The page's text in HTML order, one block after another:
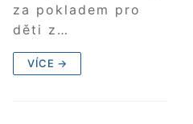
za pokladem pro
děti z…
VÍCE →